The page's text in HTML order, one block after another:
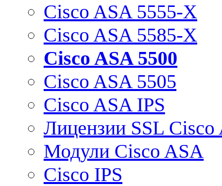
Cisco ASA 5555-X
Cisco ASA 5585-X
Cisco ASA 5500
Cisco ASA 5505
Cisco ASA IPS
Лицензии SSL Cisco
Модули Cisco ASA
Cisco IPS